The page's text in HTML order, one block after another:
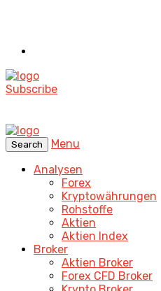
Subscribe
Search
Menu
Analysen
Forex
Kryptowährungen
Rohstoffe
Aktien
Aktien Index
Broker
Aktien Broker
Forex CFD Broker